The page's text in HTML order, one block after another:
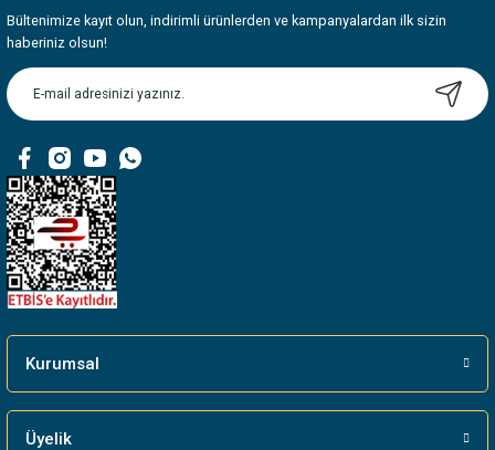
Ürün resmi kalitesiz, bozuk veya görüntülenemiyor.
Ürün açıklamasında eksik bilgiler bulunuyor.
Ürün bilgilerinde hatalar bulunuyor.
Bu ürüne benzer farklı alternatifler olmalı.
Bültenimize kayıt olun, indirimli ürünlerden ve kampanyalardan ilk sizin
haberiniz olsun!
Kurumsal
Üyelik